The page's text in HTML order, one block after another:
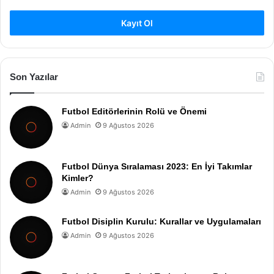
Kayıt Ol
Son Yazılar
Futbol Editörlerinin Rolü ve Önemi
Admin 9 Ağustos 2026
Futbol Dünya Sıralaması 2023: En İyi Takımlar
Kimler?
Admin 9 Ağustos 2026
Futbol Disiplin Kurulu: Kurallar ve Uygulamaları
Admin 9 Ağustos 2026